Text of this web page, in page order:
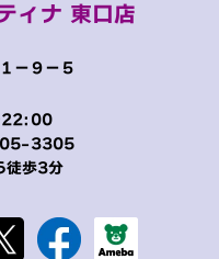
ィナ 東口店
１−９−５
22:00
3305
徒歩3分